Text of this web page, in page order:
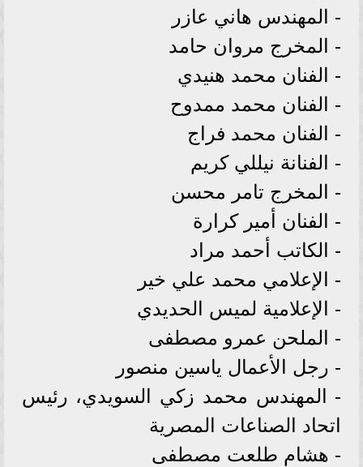
- المهندس هاني عازر
- المخرج مروان حامد
- الفنان محمد هنيدي
- الفنان محمد ممدوح
- الفنان محمد فراج
- الفنانة نيللي كريم
- المخرج تامر محسن
- الفنان أمير كرارة
- الكاتب أحمد مراد
- الإعلامي محمد علي خير
- الإعلامية لميس الحديدي
- الملحن عمرو مصطفى
- رجل الأعمال ياسين منصور
- المهندس محمد زكي السويدي، رئيس
اتحاد الصناعات المصرية
- هشام طلعت مصطفى